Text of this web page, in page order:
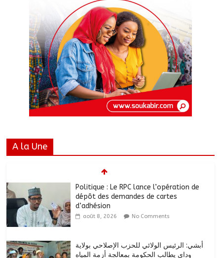
A la Une
Politique : Le RPC lance l’opération de
dépôt des demandes de cartes
d’adhésion
août 8, 2026 No Comments
أبشي: الرئيس الولائي للحزب الإصلاحي بولاية
وداي يطالب الحكومة بمعالجة أزمة المياه